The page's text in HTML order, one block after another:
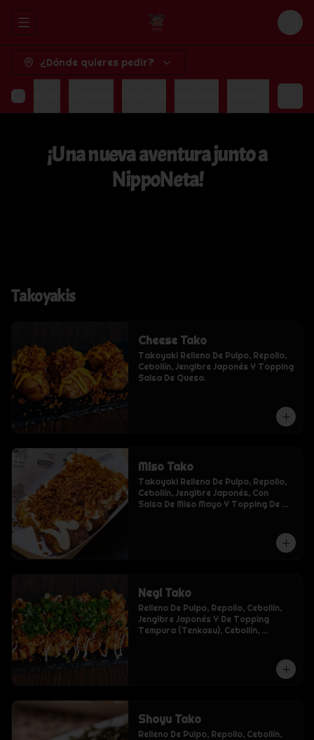
Abrir menu de navegación
¿Dónde quieres pedir?
Grande
¡Una nueva aventura junto a
NippoNeta!
Takoyakis
Cheese Tako
Takoyaki Relleno De Pulpo, Repollo,
Cebollín, Jengibre Japonés Y Topping
Salsa De Queso.
Miso Tako
Takoyaki Relleno De Pulpo, Repollo,
Cebollín, Jengibre Japonés, Con
Salsa De Miso Mayo Y Topping De
Negi Tako
Relleno De Pulpo, Repollo, Cebollín,
Jengibre Japonés Y De Topping
Tempura (Tenkasu), Cebollín,
Shoyu Tako
Relleno De Pulpo, Repollo, Cebollín,